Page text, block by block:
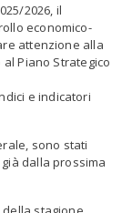
2026, il
economico-
attenzione alla
Piano Strategico
e indicatori
sono stati
dalla prossima